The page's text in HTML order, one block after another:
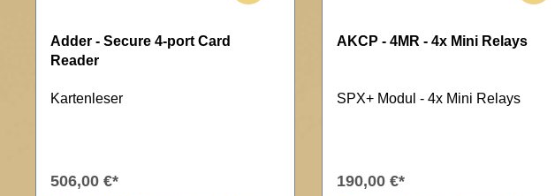
Adder - Secure 4-port Card
Reader
Kartenleser
506,00 €*
AKCP - 4MR - 4x Mini Relays
SPX+ Modul - 4x Mini Relays
190,00 €*